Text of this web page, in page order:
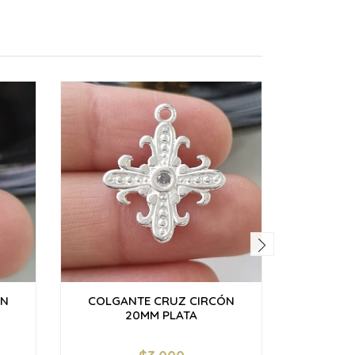
COLGANTE CRUZ CIRCÓN
20MM PLATA